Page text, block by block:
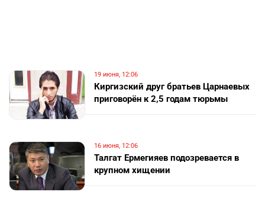
19 июня, 12:06
Киргизский друг братьев Царнаевых
приговорён к 2,5 годам тюрьмы
16 июня, 12:06
Талгат Ермегияев подозревается в
крупном хищении